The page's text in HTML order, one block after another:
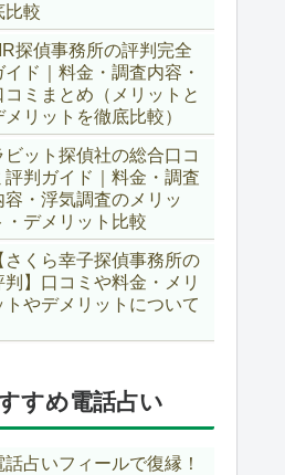
比較
探偵事務所の評判完全
イド｜料金・調査内容・
コミまとめ（メリットと
メリットを徹底比較）
ビット探偵社の総合口コ
評判ガイド｜料金・調査
容・浮気調査のメリッ
・デメリット比較
さくら幸子探偵事務所の
判】口コミや料金・メリ
トやデメリットについて
すめ電話占い
話占いフィールで復縁！